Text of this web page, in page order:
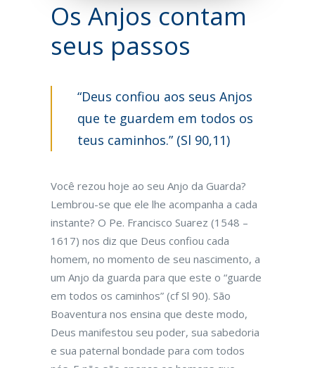
Os Anjos contam
seus passos
“Deus confiou aos seus Anjos
que te guardem em todos os
teus caminhos.” (Sl 90,11)
Você rezou hoje ao seu Anjo da Guarda?
Lembrou-se que ele lhe acompanha a cada
instante? O Pe. Francisco Suarez (1548 –
1617) nos diz que Deus confiou cada
homem, no momento de seu nascimento, a
um Anjo da guarda para que este o “guarde
em todos os caminhos” (cf Sl 90). São
Boaventura nos ensina que deste modo,
Deus manifestou seu poder, sua sabedoria
e sua paternal bondade para com todos